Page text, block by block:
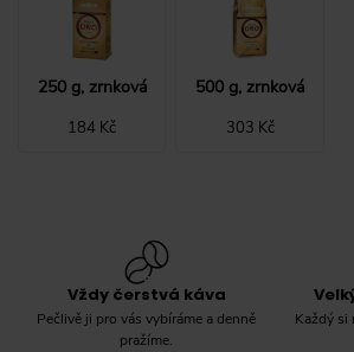
250 g, zrnková
184 Kč
500 g, zrnková
303 Kč
Vždy čerstvá káva
Pečlivě ji pro vás vybíráme a denně
pražíme.
Každý si